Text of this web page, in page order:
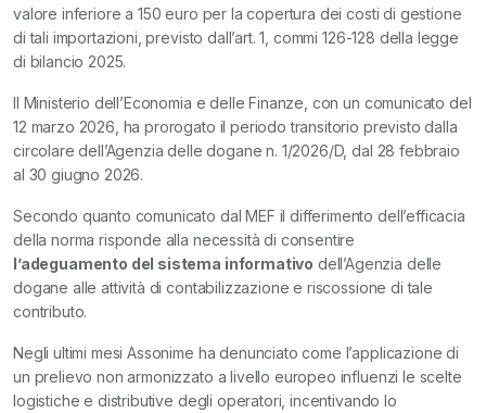
valore inferiore a 150 euro per la copertura dei costi di gestione
di tali importazioni, previsto dall’art. 1, commi 126-128 della legge
di bilancio 2025.
Il Ministerio dell’Economia e delle Finanze, con un comunicato del
12 marzo 2026, ha prorogato il periodo transitorio previsto dalla
circolare dell’Agenzia delle dogane n. 1/2026/D, dal 28 febbraio
al 30 giugno 2026.
Secondo quanto comunicato dal MEF il differimento dell’efficacia
della norma risponde alla necessità di consentire
l’adeguamento del sistema informativo dell’Agenzia delle
dogane alle attività di contabilizzazione e riscossione di tale
contributo.
Negli ultimi mesi Assonime ha denunciato come l’applicazione di
un prelievo non armonizzato a livello europeo influenzi le scelte
logistiche e distributive degli operatori, incentivando lo